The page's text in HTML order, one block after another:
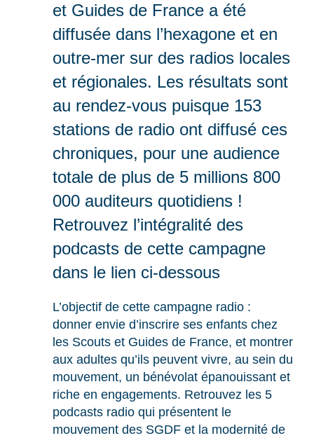
et Guides de France a été
diffusée dans l’hexagone et en
outre-mer sur des radios locales
et régionales. Les résultats sont
au rendez-vous puisque 153
stations de radio ont diffusé ces
chroniques, pour une audience
totale de plus de 5 millions 800
000 auditeurs quotidiens !
Retrouvez l’intégralité des
podcasts de cette campagne
dans le lien ci-dessous
L’objectif de cette campagne radio :
donner envie d’inscrire ses enfants chez
les Scouts et Guides de France, et montrer
aux adultes qu’ils peuvent vivre, au sein du
mouvement, un bénévolat épanouissant et
riche en engagements. Retrouvez les 5
podcasts radio qui présentent le
mouvement des SGDF et la modernité de